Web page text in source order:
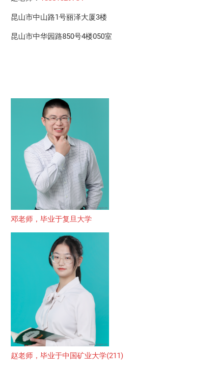
昆山市中山路1号丽泽大厦3楼
昆山市中华园路850号4楼050室
邓老师，毕业于复旦大学
赵老师，毕业于中国矿业大学(211)